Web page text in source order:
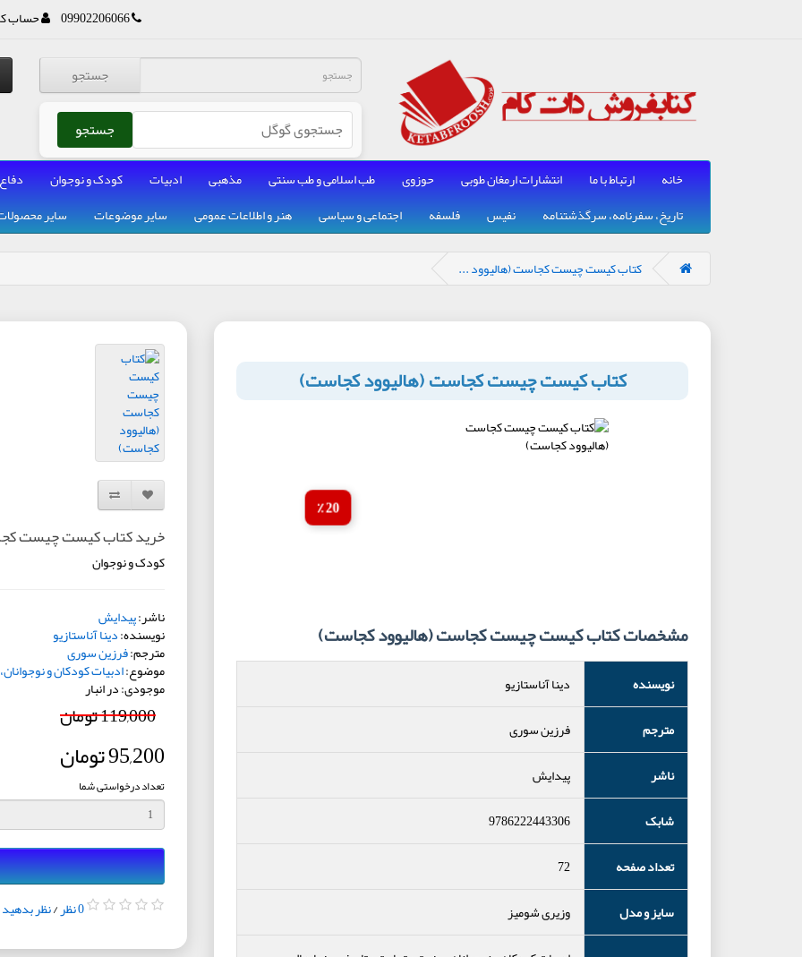
09902206066 حساب
جستجو
جستجو
خانه ارتباط با ما انتشارات ارمغان طوبی حوزوی طب اسلامی و طب سنتی مذهبی ادبیات کودک و نوجوان
تاریخ، سفرنامه، سرگذشتنامه
نفیس فلسفه اجتماعی و سیاسی هنر و اطلاعات عمومی سایر موضوعات سایر
کتاب کیست چیست کجاست (هالیوود ...
کتاب کیست چیست کجاست (هالیوود کجاست)
20 ٪
مشخصات کتاب کیست چیست کجاست (هالیوود کجاست)
نویسنده
دینا آناستازیو
مترجم
فرزین سوری
ناشر
پیدایش
شابک
9786222443306
تعداد صفحه
72
سایز و مدل
وزیری شومیز
افزودن به لیست دلخواه
مقایسه این محصول
خرید کتاب کیست چیست
کودک و نوجوان
ناشر:پیدایش
نویسنده:دینا آناستازیو
مترجم:فرزین سوری
موضوع:ادبیات کودکان و
موجودی: در انبار
119,000 تومان
95,200 تومان
تعداد درخواستی شما
0 نظر /نظر بدهید